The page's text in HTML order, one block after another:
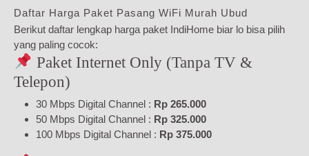
Daftar Harga Paket Pasang WiFi Murah Ubud
Berikut daftar lengkap harga paket IndiHome biar lo bisa pilih
yang paling cocok:
Paket Internet Only (Tanpa TV &
Telepon)
30 Mbps Digital Channel : Rp 265.000
50 Mbps Digital Channel : Rp 325.000
100 Mbps Digital Channel : Rp 375.000